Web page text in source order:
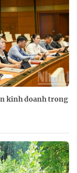
kinh doanh trong